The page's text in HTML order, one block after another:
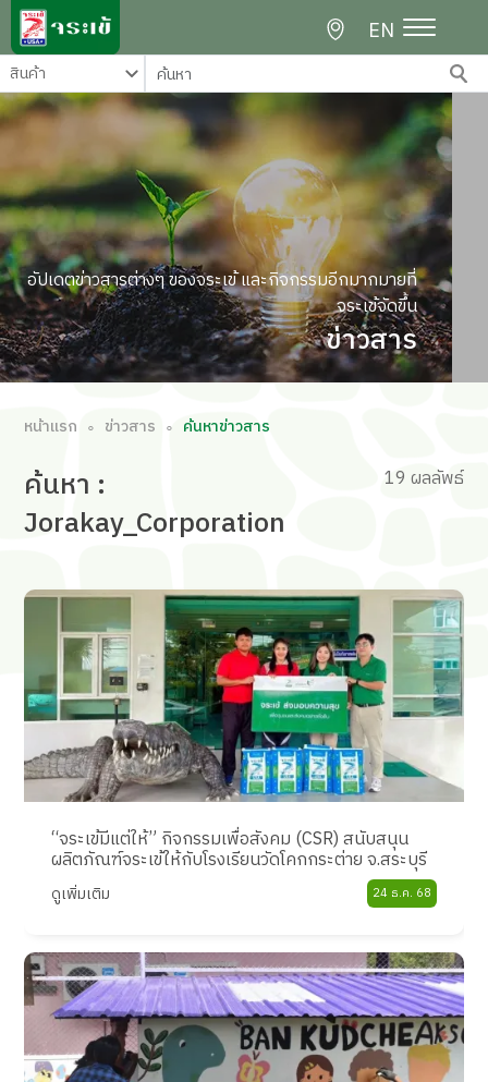
EN
อัปเดตข่าวสารต่างๆ ของจระเข้ และกิจกรรมอีกมากมายที่
จระเข้จัดขึ้น
ข่าวสาร
หน้าแรก ∘ ข่าวสาร ∘ ค้นหาข่าวสาร
ค้นหา :
Jorakay_Corporation
19 ผลลัพธ์
“จระเข้มีแต่ให้” กิจกรรมเพื่อสังคม (CSR) สนับสนุน
ผลิตภัณฑ์จระเข้ให้กับโรงเรียนวัดโคกกระต่าย จ.สระบุรี
ดูเพิ่มเติม 24 ธ.ค. 68